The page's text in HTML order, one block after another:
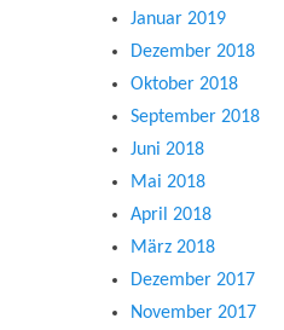
Januar 2019
Dezember 2018
Oktober 2018
September 2018
Juni 2018
Mai 2018
April 2018
März 2018
Dezember 2017
November 2017